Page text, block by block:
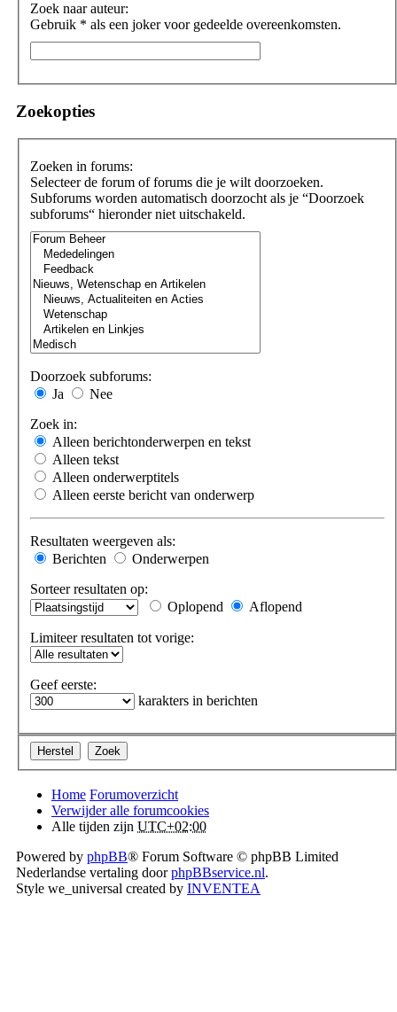
Zoek naar auteur:
Gebruik * als een joker voor gedeelde overeenkomsten.
Zoekopties
Zoeken in forums:
Selecteer de forum of forums die je wilt doorzoeken.
Subforums worden automatisch doorzocht als je “Doorzoek
subforums“ hieronder niet uitschakeld.
Doorzoek subforums:
Ja
Nee
Zoek in:
Alleen berichtonderwerpen en tekst
Alleen tekst
Alleen onderwerptitels
Alleen eerste bericht van onderwerp
Resultaten weergeven als:
Berichten
Onderwerpen
Sorteer resultaten op:
Oplopend
Aflopend
Limiteer resultaten tot vorige:
Geef eerste:
karakters in berichten
Home Forumoverzicht
Verwijder alle forumcookies
Alle tijden zijn UTC+02:00
Powered by phpBB® Forum Software © phpBB Limited
Nederlandse vertaling doorphpBBservice.nl.
Style we_universal created by INVENTEA